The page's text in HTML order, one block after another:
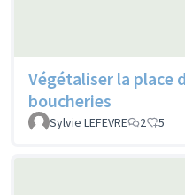
Végétaliser la place
boucheries
Sylvie LEFEVRE 2 5